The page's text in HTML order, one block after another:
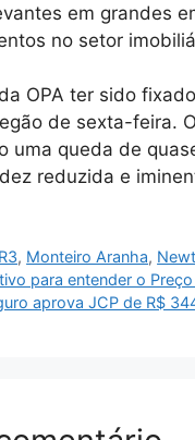
em grandes
no setor
OPA ter sido
de sexta-feira.
uma queda de
reduzida e
, Monteiro Aranha,
para entender o
aprova JCP de R$